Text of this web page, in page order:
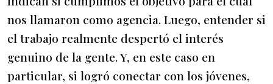
nos llamaron como agencia. Luego, entender si
el trabajo realmente despertó el interés
genuino de la gente. Y, en este caso en
particular, si logró conectar con los jóvenes,